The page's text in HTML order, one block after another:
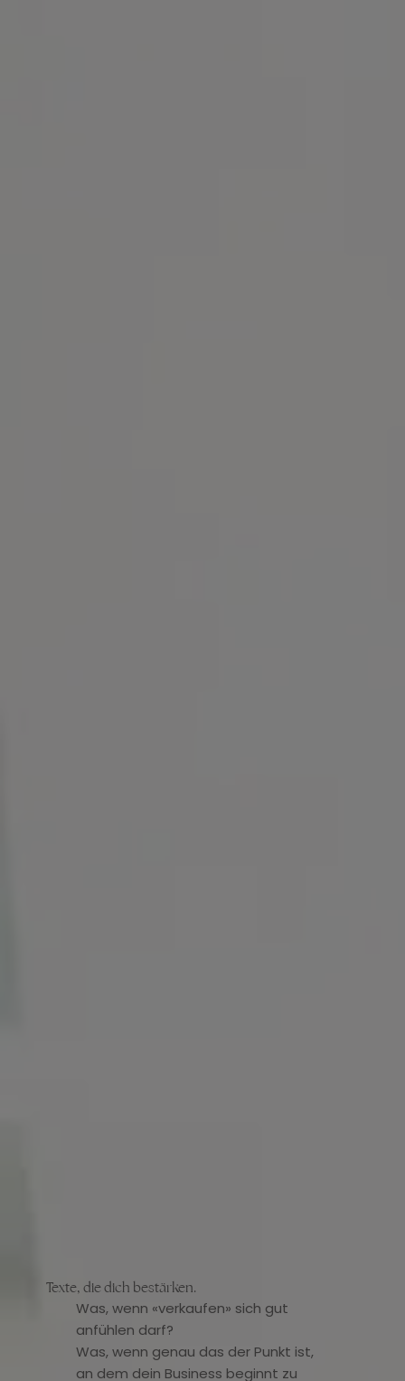
Texte, die dich bestärken.
Was, wenn «verkaufen» sich gut
anfühlen darf?
Was, wenn genau das der Punkt ist,
an dem dein Business beginnt zu